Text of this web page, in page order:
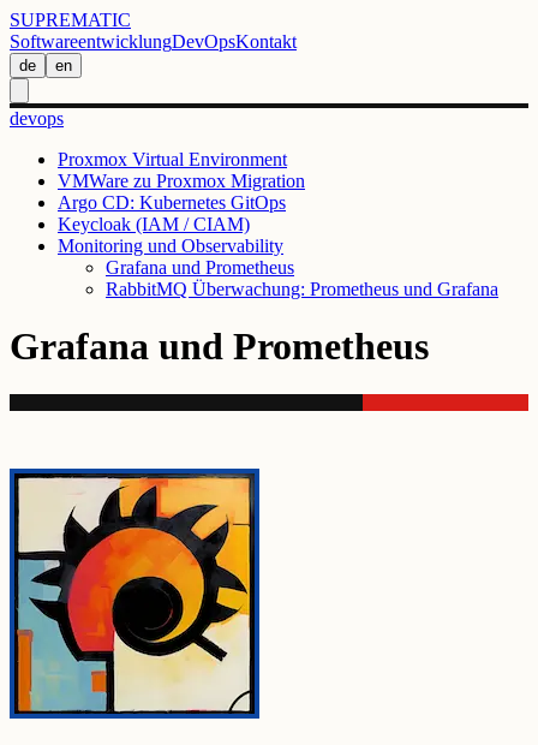
SUPREMATIC
SoftwareentwicklungDevOpsKontakt
de en
devops
Proxmox Virtual Environment
VMWare zu Proxmox Migration
Argo CD: Kubernetes GitOps
Keycloak (IAM / CIAM)
Monitoring und Observability
Grafana und Prometheus
RabbitMQ Überwachung: Prometheus und Grafana
Grafana und Prometheus